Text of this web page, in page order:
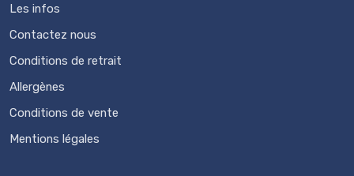
Les infos
Contactez nous
Conditions de retrait
Allergènes
Conditions de vente
Mentions légales